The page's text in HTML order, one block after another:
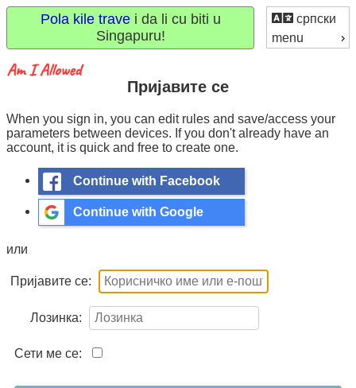
српски
menu
Pola kile travei da li cu biti u
Singapuru!
Пријавите се
When you sign in, you can edit rules and save/access your
parameters between devices. If you don't already have an
account, it is quick and free to create one.
Continue with Facebook
Continue with Google
или
Пријавите се:
Лозинка:
Сети ме се: